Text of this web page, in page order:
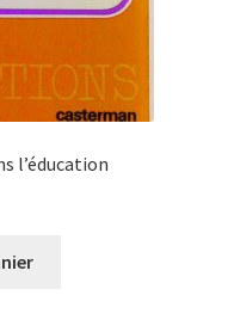
l’éducation